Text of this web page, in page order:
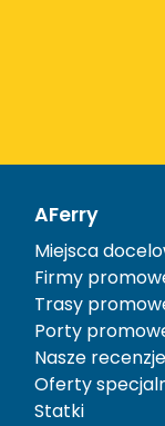
AFerry
Miejsca
Firmy
Trasy
Porty
Nasze recenzje
Oferty
Statki